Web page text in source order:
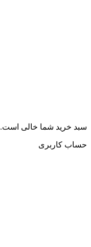
سبد خرید شما خالی است.
حساب کاربری